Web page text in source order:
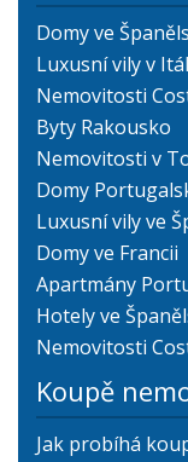
Domy ve
Luxusní vily v
Nemovitosti
Byty Rakousko
Nemovitosti v
Domy
Luxusní vily ve
Domy ve Francii
Apartmány
Hotely ve
Nemovitosti
Koupě
Jak probíhá